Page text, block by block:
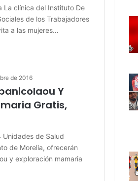
La clínica del Instituto De
de los Trabajadores
a las mujeres…
de 2016
Y
Gratis,
de Salud
de Morelia, ofrecerán
y exploración mamaria